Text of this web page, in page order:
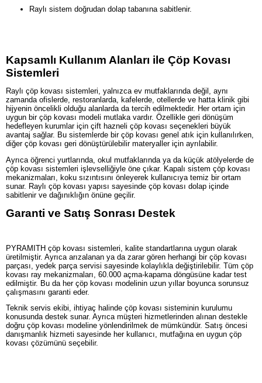
Raylı sistem doğrudan dolap tabanına sabitlenir.
Kapsamlı Kullanım Alanları ile Çöp Kovası
Sistemleri
Raylı çöp kovası sistemleri, yalnızca ev mutfaklarında değil, aynı
zamanda ofislerde, restoranlarda, kafelerde, otellerde ve hatta klinik gibi
hijyenin öncelikli olduğu alanlarda da tercih edilmektedir. Her ortam için
uygun bir çöp kovası modeli mutlaka vardır. Özellikle geri dönüşüm
hedefleyen kurumlar için çift hazneli çöp kovası seçenekleri büyük
avantaj sağlar. Bu sistemlerde bir çöp kovası genel atık için kullanılırken,
diğer çöp kovası geri dönüştürülebilir materyaller için ayrılabilir.
Ayrıca öğrenci yurtlarında, okul mutfaklarında ya da küçük atölyelerde de
çöp kovası sistemleri işlevselliğiyle öne çıkar. Kapalı sistem çöp kovası
mekanizmaları, koku sızıntısını önleyerek kullanıcıya temiz bir ortam
sunar. Raylı çöp kovası yapısı sayesinde çöp kovası dolap içinde
sabitlenir ve dağınıklığın önüne geçilir.
Garanti ve Satış Sonrası Destek
PYRAMITH çöp kovası sistemleri, kalite standartlarına uygun olarak
üretilmiştir. Ayrıca arızalanan ya da zarar gören herhangi bir çöp kovası
parçası, yedek parça servisi sayesinde kolaylıkla değiştirilebilir. Tüm çöp
kovası ray mekanizmaları, 60.000 açma-kapama döngüsüne kadar test
edilmiştir. Bu da her çöp kovası modelinin uzun yıllar boyunca sorunsuz
çalışmasını garanti eder.
Teknik servis ekibi, ihtiyaç halinde çöp kovası sisteminin kurulumu
konusunda destek sunar. Ayrıca müşteri hizmetlerinden alınan destekle
doğru çöp kovası modeline yönlendirilmek de mümkündür. Satış öncesi
danışmanlık hizmeti sayesinde her kullanıcı, mutfağına en uygun çöp
kovası çözümünü seçebilir.